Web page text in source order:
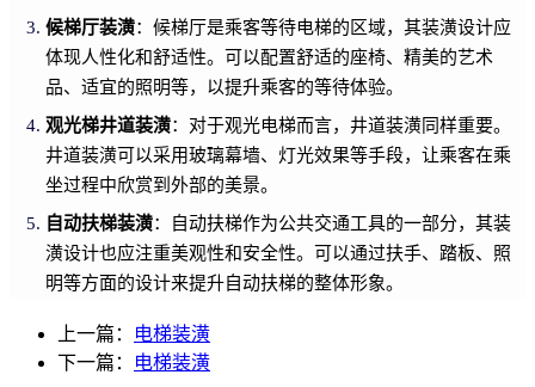
候梯厅装潢：候梯厅是乘客等待电梯的区域，其装潢设计应
体现人性化和舒适性。可以配置舒适的座椅、精美的艺术
品、适宜的照明等，以提升乘客的等待体验。
观光梯井道装潢：对于观光电梯而言，井道装潢同样重要。
井道装潢可以采用玻璃幕墙、灯光效果等手段，让乘客在乘
坐过程中欣赏到外部的美景。
自动扶梯装潢：自动扶梯作为公共交通工具的一部分，其装
潢设计也应注重美观性和安全性。可以通过扶手、踏板、照
明等方面的设计来提升自动扶梯的整体形象。
上一篇：
电梯装潢
下一篇：
电梯装潢